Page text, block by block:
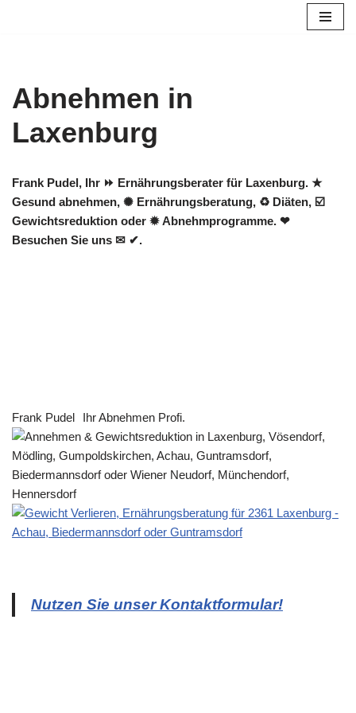
Abnehmen in
Laxenburg
Frank Pudel, Ihr ⏩ Ernährungsberater für Laxenburg. ★
Gesund abnehmen, ✺ Ernährungsberatung, ♻ Diäten, ☑️
Gewichtsreduktion oder ✹ Abnehmprogramme. ❤
Besuchen Sie uns ✉ ✔.
Frank Pudel Ihr Abnehmen Profi.
Nutzen Sie unser Kontaktformular!